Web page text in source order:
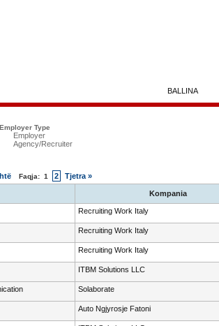
BALLINA
Employer Type
Employer
Agency/Recruiter
Faqja: 1 2 Tjetra »
Kompania
Recruiting Work Italy
Recruiting Work Italy
Recruiting Work Italy
ITBM Solutions LLC
Solaborate
Auto Ngjyrosje Fatoni